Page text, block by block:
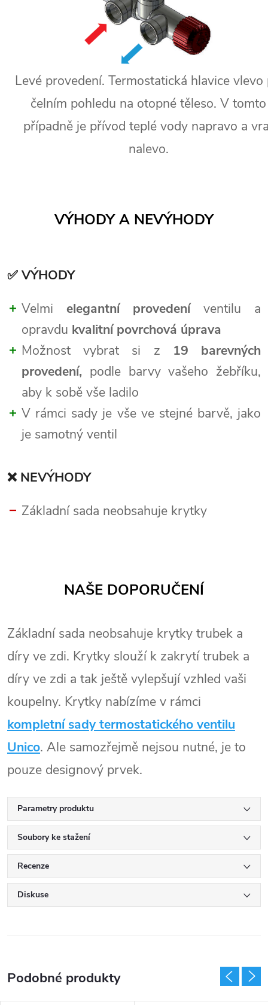
Levé provedení. Termostatická hlavice vlevo
čelním pohledu na otopné těleso. V tomto
případně je přívod teplé vody napravo a
nalevo.
VÝHODY A NEVÝHODY
✅ VÝHODY
Velmi elegantní provedeníventilu a
opravdu kvalitní povrchová úprava
Možnost vybrat si z 19 barevných
provedení, podle barvy vašeho žebříku,
aby k sobě vše ladilo
V rámci sady je vše ve stejné barvě, jako
je samotný ventil
❌ NEVÝHODY
Základní sada neobsahuje krytky
NAŠE DOPORUČENÍ
Základní sada neobsahuje krytky trubek a
díry ve zdi. Krytky slouží k zakrytí trubek a
díry ve zdi a tak ještě vylepšují vzhled vaši
koupelny. Krytky nabízíme v rámci
kompletní sady termostatického ventilu
Unico. Ale samozřejmě nejsou nutné, je to
pouze designový prvek.
Parametry produktu
Soubory ke stažení
Recenze
Diskuse